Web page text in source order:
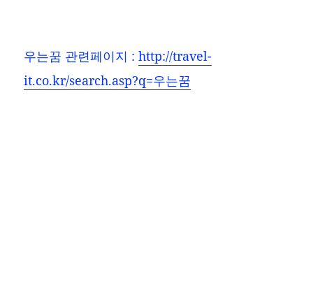
우는꿈 관련페이지 :http://travel-
it.co.kr/search.asp?q=우는꿈